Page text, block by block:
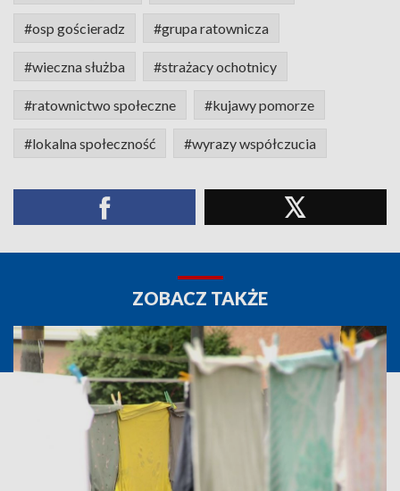
#osp gościeradz #grupa ratownicza
#wieczna służba #strażacy ochotnicy
#ratownictwo społeczne #kujawy pomorze
#lokalna społeczność #wyrazy współczucia
ZOBACZ TAKŻE